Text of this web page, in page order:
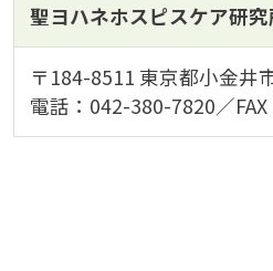
聖ヨハネホスピスケア研究
〒184-8511 東京都小金井
電話：042-380-7820／